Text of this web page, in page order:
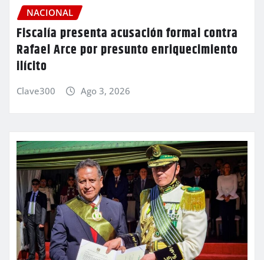
NACIONAL
Fiscalía presenta acusación formal contra
Rafael Arce por presunto enriquecimiento
ilícito
Clave300 Ago 3, 2026